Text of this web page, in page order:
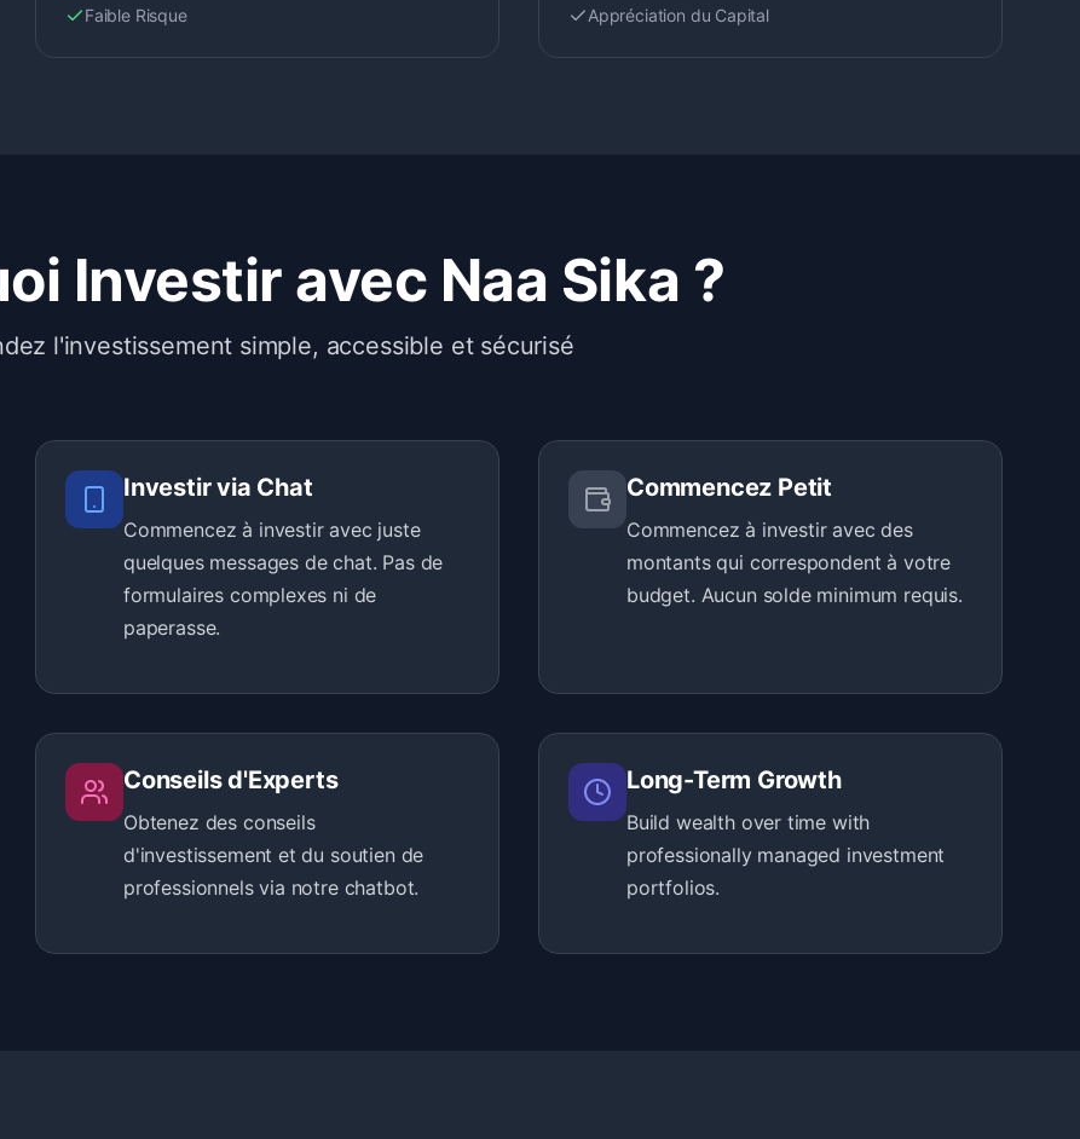
Faible Risque
Appréciation du Capital
Investir avec Naa Sika ?
l'investissement simple, accessible et sécurisé
Investir via Chat
Commencez à investir avec juste
quelques messages de chat. Pas de
formulaires complexes ni de
paperasse.
Commencez Petit
Commencez à investir avec des
montants qui correspondent à votre
budget. Aucun solde minimum requis.
Conseils d'Experts
Obtenez des conseils
d'investissement et du soutien de
professionnels via notre chatbot.
Long-Term Growth
Build wealth over time with
professionally managed investment
portfolios.